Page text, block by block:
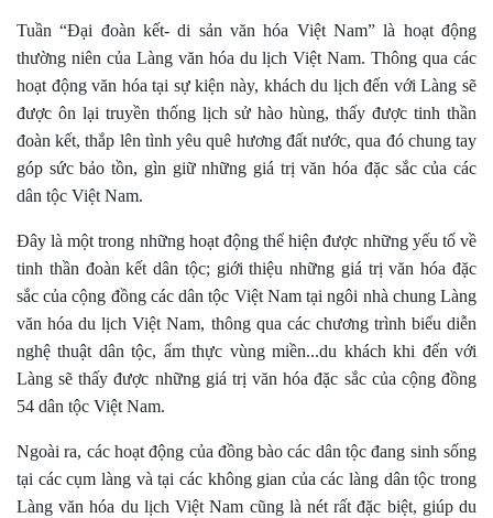
Tuần“Đại đoàn kết- di sản văn hóa Việt Nam” là hoạt động
thường niên của Làng văn hóa du lịch Việt Nam. Thông qua các
hoạt độngvăn hóa tại sự kiện này, khách du lịch đến với Làng sẽ
được ôn lại truyền thống lịch sử hào hùng, thấy được tinh thần
đoàn kết, thắp lên tình yêu quê hương đất nước, qua đó chung tay
góp sức bảo tồn, gìn giữ những giá trị văn hóa đặc sắc củacác
dân tộc Việt Nam.
Đây là một trong những hoạt động thể hiện được những yếu tố về
tinh thần đoàn kết dân tộc; giới thiệu những giá trị văn hóa đặc
sắc của cộng đồng các dân tộc Việt Nam tại ngôi nhà chung Làng
văn hóa du lịch Việt Nam, thông qua các chương trình biểu diễn
nghệ thuật dân tộc, ẩm thực vùng miền...du khách khi đến với
Làng sẽ thấy được những giá trị văn hóa đặc sắc của cộngđồng
54 dân tộc Việt Nam.
Ngoài ra, các hoạt động của đồng bào các dân tộc đang sinh sống
tại các cụm làng và tại các không gian của các làng dân tộc trong
Làng văn hóa du lịch Việt Nam cũng là nét rất đặc biệt, giúp du